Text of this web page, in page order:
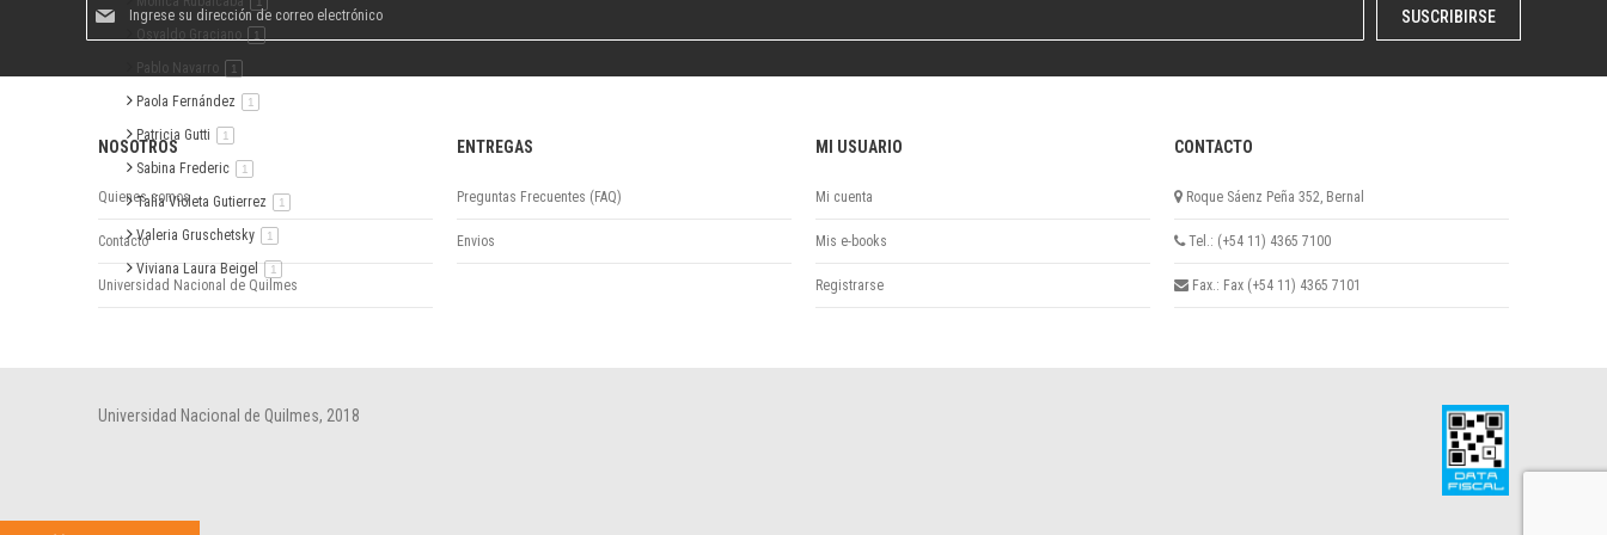
Publicaciones periódicas
Series
Osvaldo Graciano 1
Pablo Navarro 1
Paola Fernández 1
Patricia Gutti 1
Sabina Frederic 1
Talía Violeta Gutierrez 1
Valeria Gruschetsky 1
Viviana Laura Beigel 1
boletín
informativo:
SUSCRIBIRSE
NOSOTROS
Quienes somos
Contacto
Universidad Nacional de Quilmes
ENTREGAS
Preguntas Frecuentes (FAQ)
Envios
MI USUARIO
Mi cuenta
Mis e-books
Registrarse
CONTACTO
Roque Sáenz Peña 352, Bernal
Tel.: (+54 11) 4365 7100
Fax.: Fax (+54 11) 4365 7101
Universidad Nacional de Quilmes, 2018